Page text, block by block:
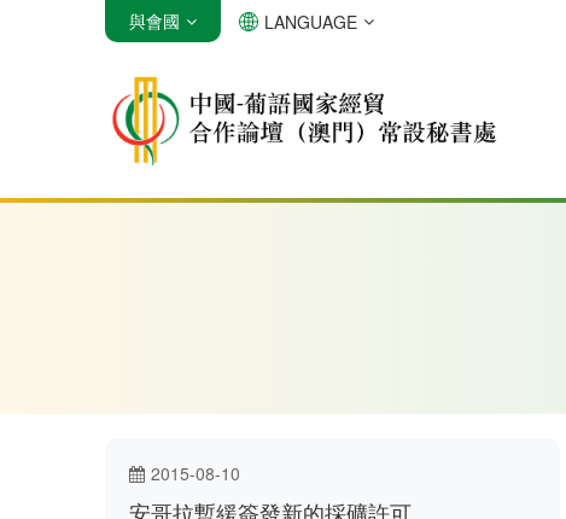
安哥拉 巴西 佛得角
與會國 LANGUAGE
2015-08-10
安哥拉暫緩簽發新的採礦許可